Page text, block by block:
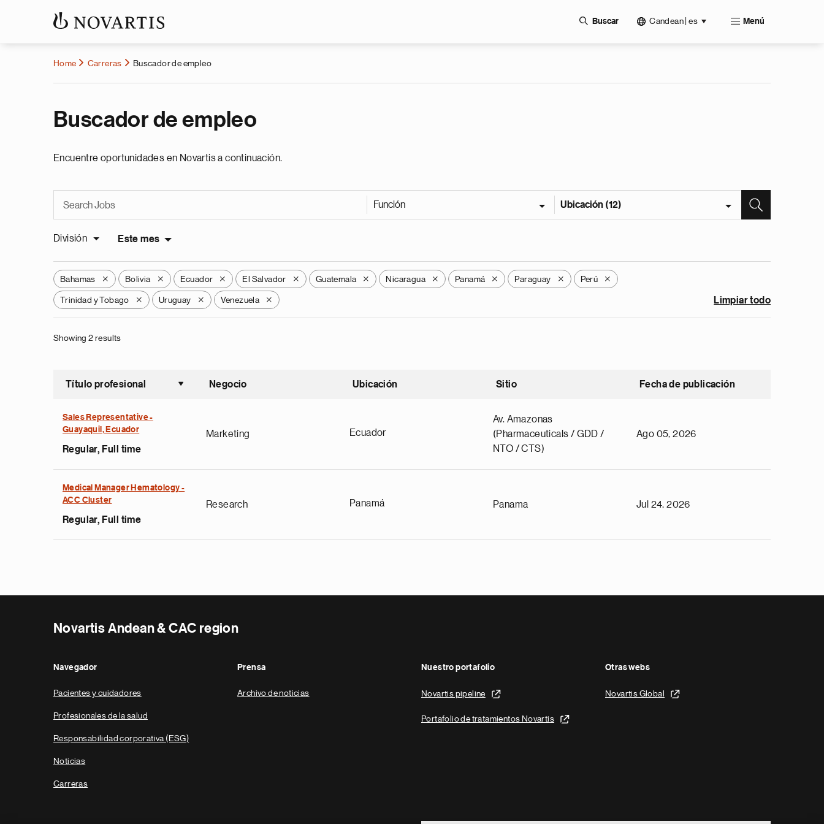
Buscar Candean | es Menú
Home Carreras Buscador de empleo
Buscador de empleo
Encuentre oportunidades en Novartis a continuación.
Función Ubicación (12)
División Este mes
Bahamas X Bolivia X Ecuador X El Salvador X Guatemala X Nicaragua X Panamá X Paraguay X Perú X
Trinidad y Tobago X Uruguay X Venezuela X Limpiar todo
Showing 2 results
Título profesional
Ordenar ascendente
Negocio Ubicación Sitio Fecha de publicación
Sales Representative -
Guayaquil, Ecuador
Regular, Full time
Marketing Ecuador
Av. Amazonas
(Pharmaceuticals / GDD /
NTO / CTS)
Ago 05, 2026
Medical Manager Hematology -
ACC Cluster
Regular, Full time
Research Panamá Panama Jul 24, 2026
Novartis Andean & CAC region
Navegador
Pacientes y cuidadores
Profesionales de la salud
Responsabilidad corporativa (ESG)
Noticias
Carreras
Prensa
Archivo de noticias
Nuestro portafolio
Novartis pipeline
Portafolio de tratamientos Novartis
Otras webs
Novartis Global